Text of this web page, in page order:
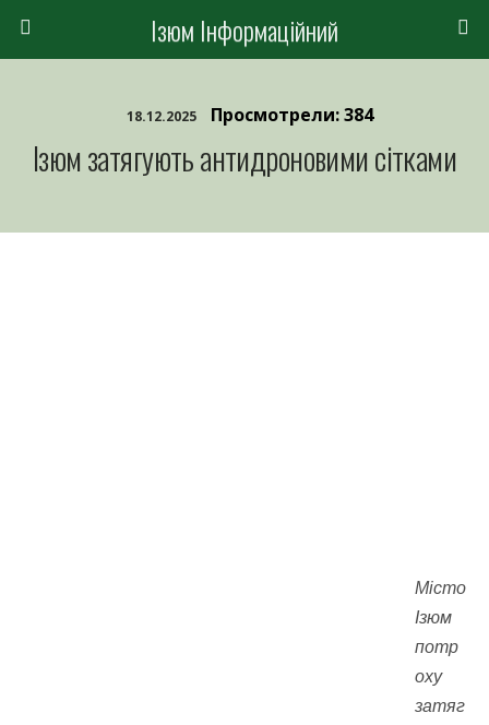
Ізюм Інформаційний
18.12.2025 Просмотрели: 384
Ізюм затягують антидроновими сітками
Місто
Ізюм
потр
оху
затяг